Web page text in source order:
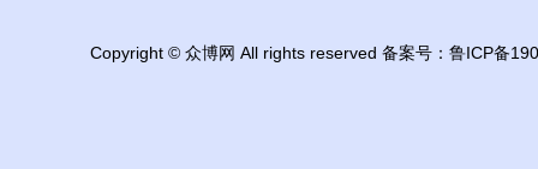
Copyright © 众博网 All rights reserved 备案号： 鲁ICP备